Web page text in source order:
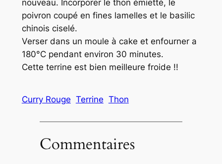
nouveau. Incorporer le thon émietté, le
poivron coupé en fines lamelles et le basilic
chinois ciselé.
Verser dans un moule à cake et enfourner a
180°C pendant environ 30 minutes.
Cette terrine est bien meilleure froide !!
Curry Rouge Terrine Thon
Commentaires